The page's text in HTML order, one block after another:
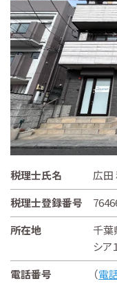
税理士氏名
広田
税理士登録番号
所在地
千葉
シア
電話番号
（電